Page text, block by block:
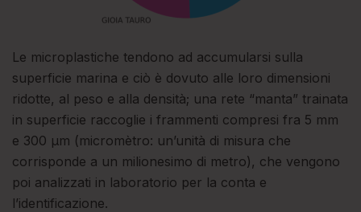
Le microplastiche tendono ad accumularsi sulla
superficie marina e ciò è dovuto alle loro dimensioni
ridotte, al peso e alla densità; una rete “manta” trainata
in superficie raccoglie i frammenti compresi fra 5 mm
e 300 µm (micromètro: un’unità di misura che
corrisponde a un milionesimo di metro), che vengono
poi analizzati in laboratorio per la conta e
l’identificazione.